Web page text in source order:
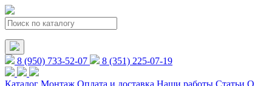
8 (950) 733-52-07 8 (351) 225-07-19
Каталог Монтаж Оплата и доставка Наши работы Статьи О